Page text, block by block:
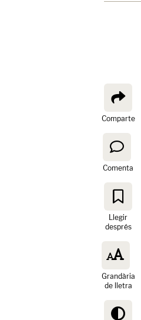
Comparte
Comenta
Llegir
després
Grandària
de lletra